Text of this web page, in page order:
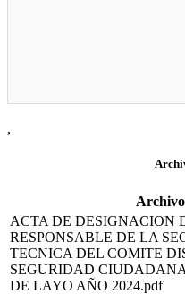
,
Archivo
ACTA DE DESIGNACION
RESPONSABLE DE LA
TECNICA DEL COMITE
SEGURIDAD
DE LAYO AÑO 2024.pdf